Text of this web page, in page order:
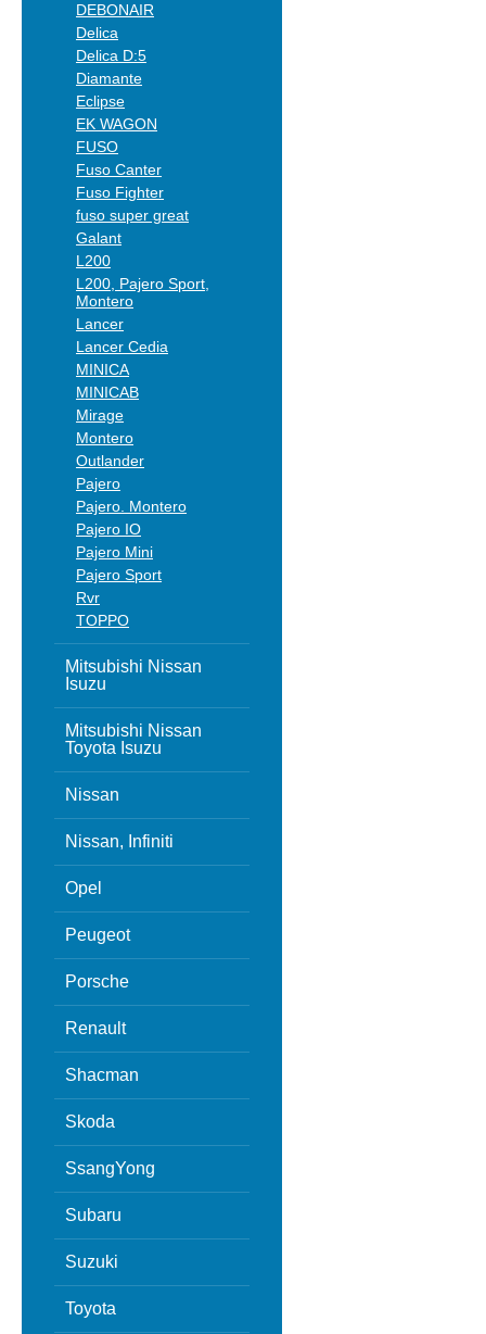
DEBONAIR
Delica
Delica D:5
Diamante
Eclipse
EK WAGON
FUSO
Fuso Canter
Fuso Fighter
fuso super great
Galant
L200
L200, Pajero Sport,
Montero
Lancer
Lancer Cedia
MINICA
MINICAB
Mirage
Montero
Outlander
Pajero
Pajero. Montero
Pajero IO
Pajero Mini
Pajero Sport
Rvr
TOPPO
Mitsubishi Nissan
Isuzu
Mitsubishi Nissan
Toyota Isuzu
Nissan
Nissan, Infiniti
Opel
Peugeot
Porsche
Renault
Shacman
Skoda
SsangYong
Subaru
Suzuki
Toyota